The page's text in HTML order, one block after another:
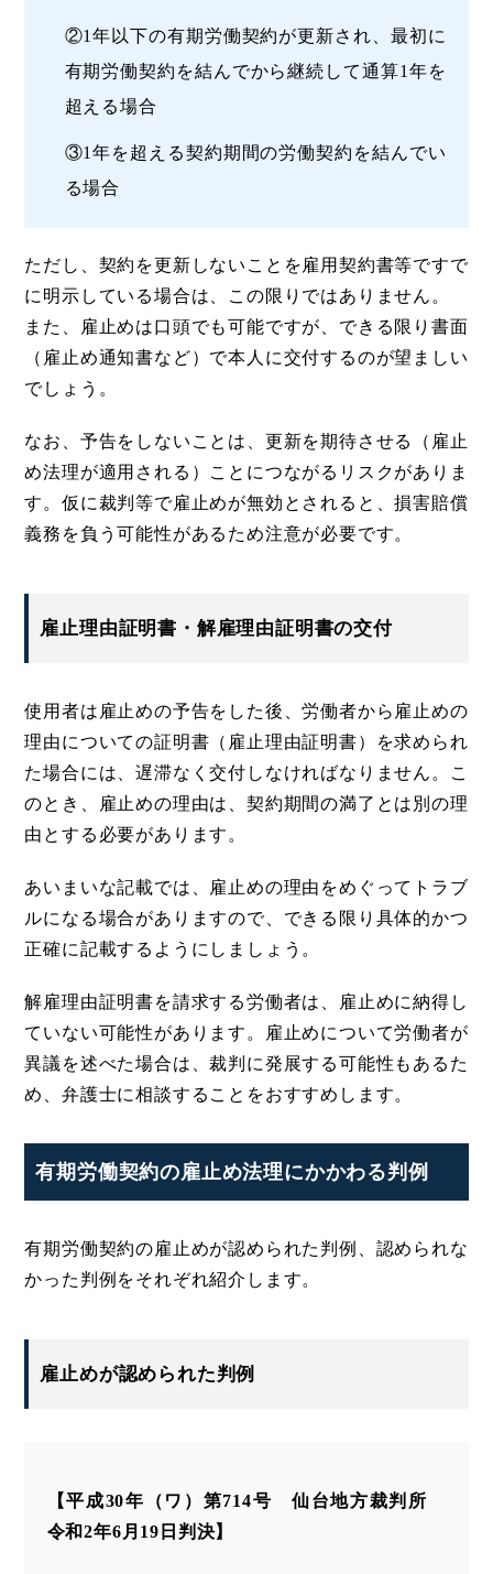
②1年以下の有期労働契約が更新され、最初に
有期労働契約を結んでから継続して通算1年を
超える場合
③1年を超える契約期間の労働契約を結んでい
る場合
ただし、契約を更新しないことを雇用契約書等ですで
に明示している場合は、この限りではありません。
また、雇止めは口頭でも可能ですが、できる限り書面
（雇止め通知書など）で本人に交付するのが望ましい
でしょう。
なお、予告をしないことは、更新を期待させる（雇止
め法理が適用される）ことにつながるリスクがありま
す。仮に裁判等で雇止めが無効とされると、損害賠償
義務を負う可能性があるため注意が必要です。
雇止理由証明書・解雇理由証明書の交付
使用者は雇止めの予告をした後、労働者から雇止めの
理由についての証明書（雇止理由証明書）を求められ
た場合には、遅滞なく交付しなければなりません。こ
のとき、雇止めの理由は、契約期間の満了とは別の理
由とする必要があります。
あいまいな記載では、雇止めの理由をめぐってトラブ
ルになる場合がありますので、できる限り具体的かつ
正確に記載するようにしましょう。
解雇理由証明書を請求する労働者は、雇止めに納得し
ていない可能性があります。雇止めについて労働者が
異議を述べた場合は、裁判に発展する可能性もあるた
め、弁護士に相談することをおすすめします。
有期労働契約の雇止め法理にかかわる判例
有期労働契約の雇止めが認められた判例、認められな
かった判例をそれぞれ紹介します。
雇止めが認められた判例
【平成30年（ワ）第714号 仙台地方裁判所
令和2年6月19日判決】